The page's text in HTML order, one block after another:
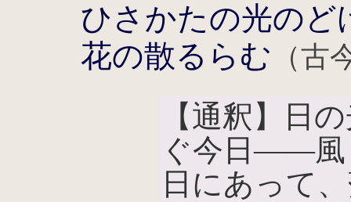
ひさかたの光のど
花の散るらむ （古
【通釈】日
ぐ今日――風
日にあって